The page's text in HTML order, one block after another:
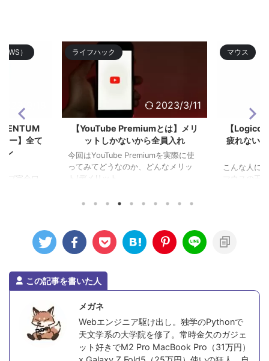
）
9/18
ー】全て
ン
プ完全ワ
ライフハック
2023/3/11
【YouTube Premiumとは】メリ
ットしかないから全員入れ
今回はYouTube Premiumを実際に使
ってみてどうなのか、どんなメリッ
ト/デメリット ...
マウス
【
疲れない
こんな人に
マウスの王
この記事を書いた人
メガネ
Webエンジニア駆け出し。独学のPythonで
天文学系の大学院を修了。常時金欠のガジェ
ット好きでM2 Pro MacBook Pro（31万円）